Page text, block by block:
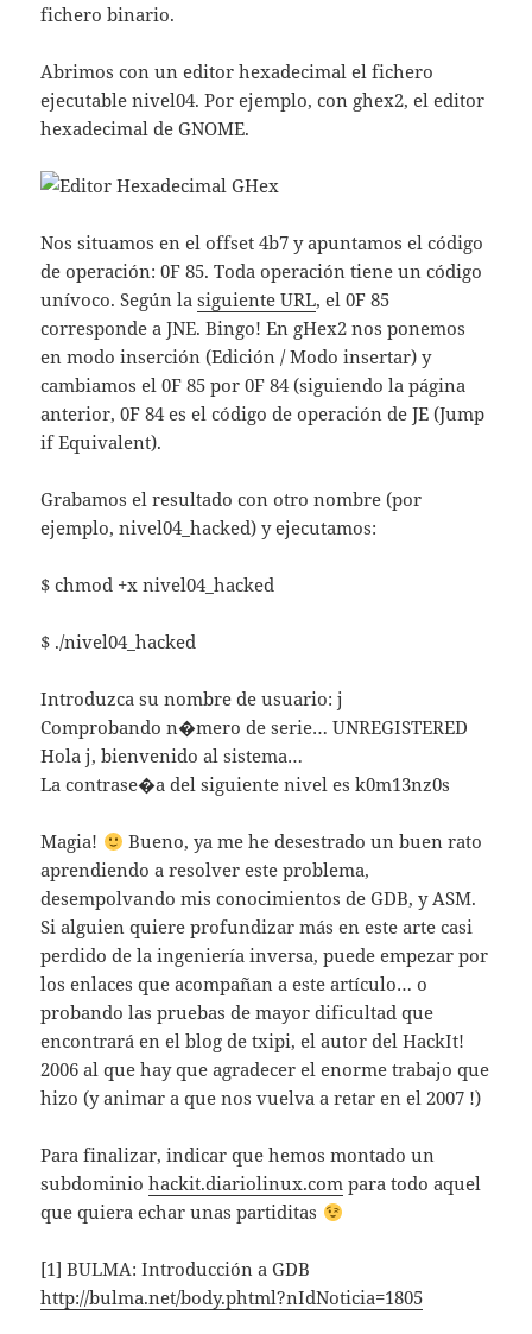
fichero binario.
Abrimos con un editor hexadecimal el fichero
ejecutable nivel04. Por ejemplo, con ghex2, el editor
hexadecimal de GNOME.
Nos situamos en el offset 4b7 y apuntamos el código
de operación: 0F 85. Toda operación tiene un código
unívoco. Según lasiguiente URL, el 0F 85
corresponde a JNE. Bingo! En gHex2 nos ponemos
en modo inserción (Edición / Modo insertar) y
cambiamos el 0F 85 por 0F 84 (siguiendo la página
anterior, 0F 84 es el código de operación de JE (Jump
if Equivalent).
Grabamos el resultado con otro nombre (por
ejemplo, nivel04_hacked) y ejecutamos:
$ chmod +x nivel04_hacked
$ ./nivel04_hacked
Introduzca su nombre de usuario: j
Comprobando n�mero de serie… UNREGISTERED
Hola j, bienvenido al sistema…
La contrase�a del siguiente nivel es k0m13nz0s
Magia!
Bueno, ya me he desestrado un buen rato
aprendiendo a resolver este problema,
desempolvando mis conocimientos de GDB, y ASM.
Si alguien quiere profundizar más en este arte casi
perdido de la ingeniería inversa, puede empezar por
los enlaces que acompañan a este artículo… o
probando las pruebas de mayor dificultad que
encontrará en el blog de txipi, el autor del HackIt!
2006 al que hay que agradecer el enorme trabajo que
hizo (y animar a que nos vuelva a retar en el 2007 !)
Para finalizar, indicar que hemos montado un
subdominiohackit.diariolinux.com para todo aquel
que quiera echar unas partiditas
[1] BULMA: Introducción a GDB
http://bulma.net/body.phtml?nIdNoticia=1805